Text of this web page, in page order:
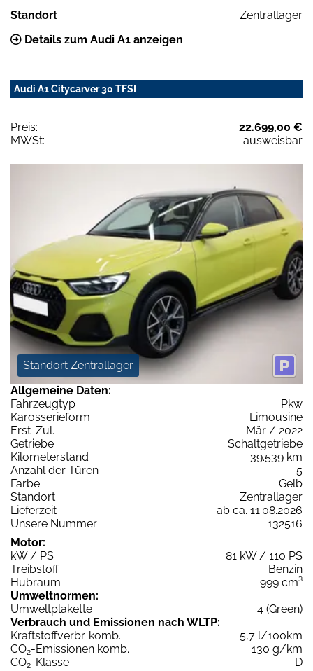
Standort
Zentrallager
Details zum Audi A1 anzeigen
Audi A1 Citycarver 30 TFSI
Preis:
22.699,00 €
MWSt:
ausweisbar
Standort Zentrallager
Allgemeine Daten:
Fahrzeugtyp
Pkw
Karosserieform
Limousine
Erst-Zul.
Mär / 2022
Getriebe
Schaltgetriebe
Kilometerstand
39.539 km
Anzahl der Türen
5
Farbe
Gelb
Standort
Zentrallager
Lieferzeit
ab ca. 11.08.2026
Unsere Nummer
132516
Motor:
kW / PS
81 kW / 110 PS
Treibstoff
Benzin
Hubraum
999 cm³
Umweltnormen:
Umweltplakette
4 (Green)
Verbrauch und Emissionen nach WLTP:
Kraftstoffverbr. komb.
5,7 l/100km
CO2-Emissionen komb.
130 g/km
CO2-Klasse
D